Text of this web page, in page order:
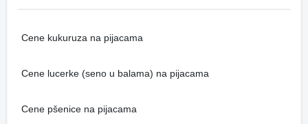
Cene kukuruza na pijacama
Cene lucerke (seno u balama) na pijacama
Cene pšenice na pijacama